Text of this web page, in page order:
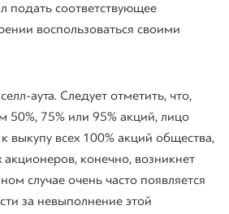
подать соответствующее
воспользоваться своими
селл-аута. Следует отметить, что,
50%, 75% или 95% акций, лицо
выкупу всех 100% акций общества,
конечно, возникнет
случае очень часто появляется
за невыполнение этой